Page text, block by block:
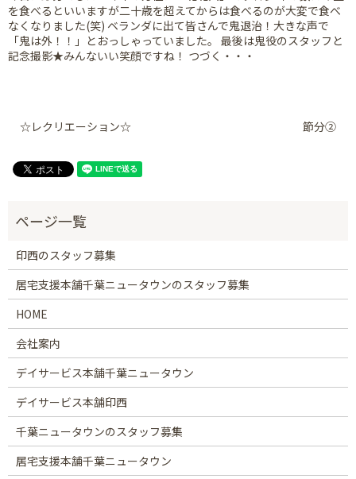
を食べるといいますが二十歳を超えてからは食べるのが大変で食べ
なくなりました(笑) ベランダに出て皆さんで鬼退治！大きな声で
「鬼は外！！」とおっしゃっていました。 最後は鬼役のスタッフと
記念撮影★みんないい笑顔ですね！ つづく・・・
☆レクリエーション☆ 節分②
印西のスタッフ募集
居宅支援本舗千葉ニュータウンのスタッフ募集
HOME
会社案内
デイサービス本舗千葉ニュータウン
デイサービス本舗印西
千葉ニュータウンのスタッフ募集
居宅支援本舗千葉ニュータウン